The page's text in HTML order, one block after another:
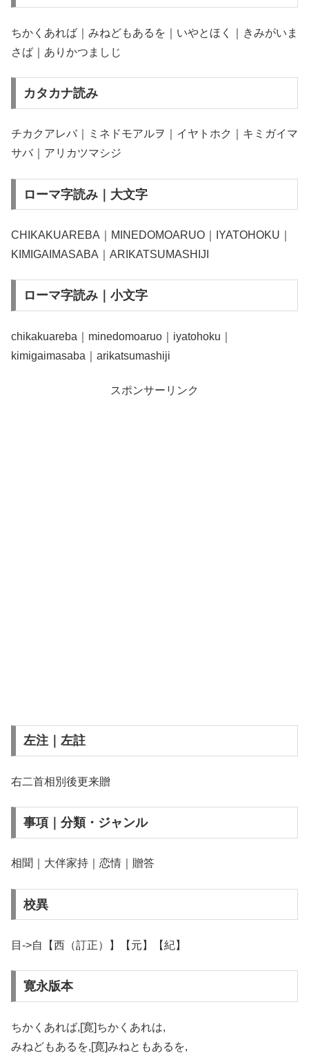
ちかくあれば｜みねどもあるを｜いやとほく｜きみがいま
さば｜ありかつましじ
カタカナ読み
チカクアレバ｜ミネドモアルヲ｜イヤトホク｜キミガイマ
サバ｜アリカツマシジ
ローマ字読み｜大文字
CHIKAKUAREBA｜MINEDOMOARUO｜IYATOHOKU｜
KIMIGAIMASABA｜ARIKATSUMASHIJI
ローマ字読み｜小文字
chikakuareba｜minedomoaruo｜iyatohoku｜
kimigaimasaba｜arikatsumashiji
スポンサーリンク
左注｜左註
右二首相別後更来贈
事項｜分類・ジャンル
相聞｜大伴家持｜恋情｜贈答
校異
目->自【西（訂正）】【元】【紀】
寛永版本
ちかくあれば,[寛]ちかくあれは,
みねどもあるを,[寛]みねともあるを,